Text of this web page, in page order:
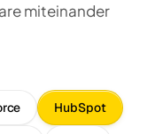
miteinander
HubSpot